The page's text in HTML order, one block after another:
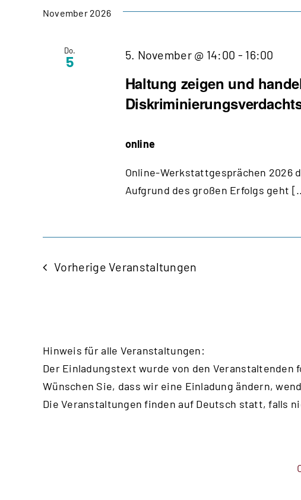
November 2026
Do.
5
Haltung zeigen und
5. November @ 14:00 - 16:00
online
Online-Werkstattgesprächen
Aufgrund des großen Erfolgs geht
VorherigeVeranstaltungen
Hinweis für alle Veranstaltungen:
Der Einladungstext wurde von den
Wünschen Sie, dass wir eine Einladung ändern,
Die Veranstaltungen finden auf Deutsch statt, falls